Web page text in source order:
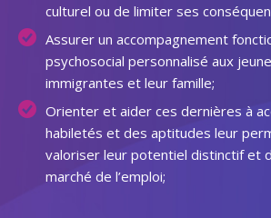
culturel ou de limiter ses
Assurer un accompagnement
psychosocial personnalisé aux
immigrantes et leur famille;
Orienter et aider ces dernières à
habiletés et des aptitudes leur
valoriser leur potentiel distinctif et
marché de l’emploi;